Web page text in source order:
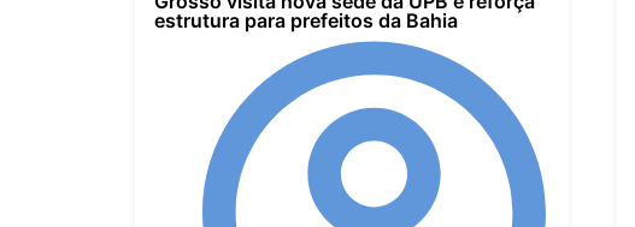
estrutura para prefeitos da Bahia